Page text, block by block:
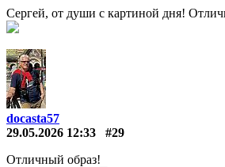
Сергей, от души с картиной дня!
docasta57
29.05.2026 12:33
#29
Отличный образ!